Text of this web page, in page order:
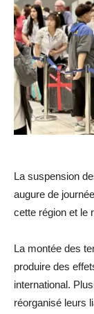
La suspension
augure de
cette région et le
La montée des
produire des
international.
réorganisé leurs